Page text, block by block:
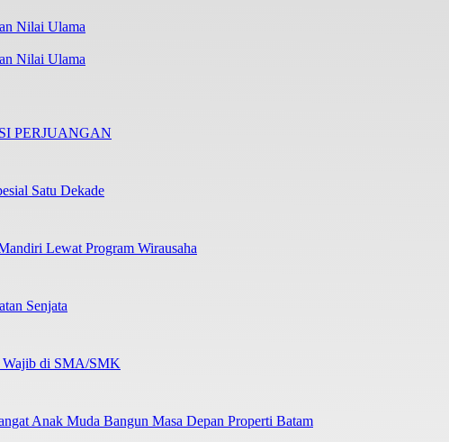
Nilai Ulama
PERJUANGAN
Satu Dekade
Lewat Program Wirausaha
Senjata
Wajib di SMA/SMK
Anak Muda Bangun Masa Depan Properti Batam